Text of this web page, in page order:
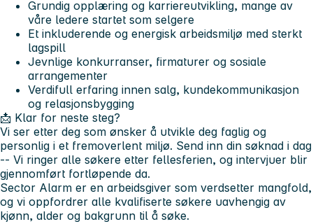
Grundig opplæring og karriereutvikling, mange av
våre ledere startet som selgere
Et inkluderende og energisk arbeidsmiljø med sterkt
lagspill
Jevnlige konkurranser, firmaturer og sosiale
arrangementer
Verdifull erfaring innen salg, kundekommunikasjon
og relasjonsbygging
📩 Klar for neste steg?
Vi ser etter deg som ønsker å utvikle deg faglig og
personlig i et fremoverlent miljø. Send inn din søknad i dag
-- Vi ringer alle søkere etter fellesferien, og intervjuer blir
gjennomført fortløpende da.
Sector Alarm er en arbeidsgiver som verdsetter mangfold,
og vi oppfordrer alle kvalifiserte søkere uavhengig av
kjønn, alder og bakgrunn til å søke.